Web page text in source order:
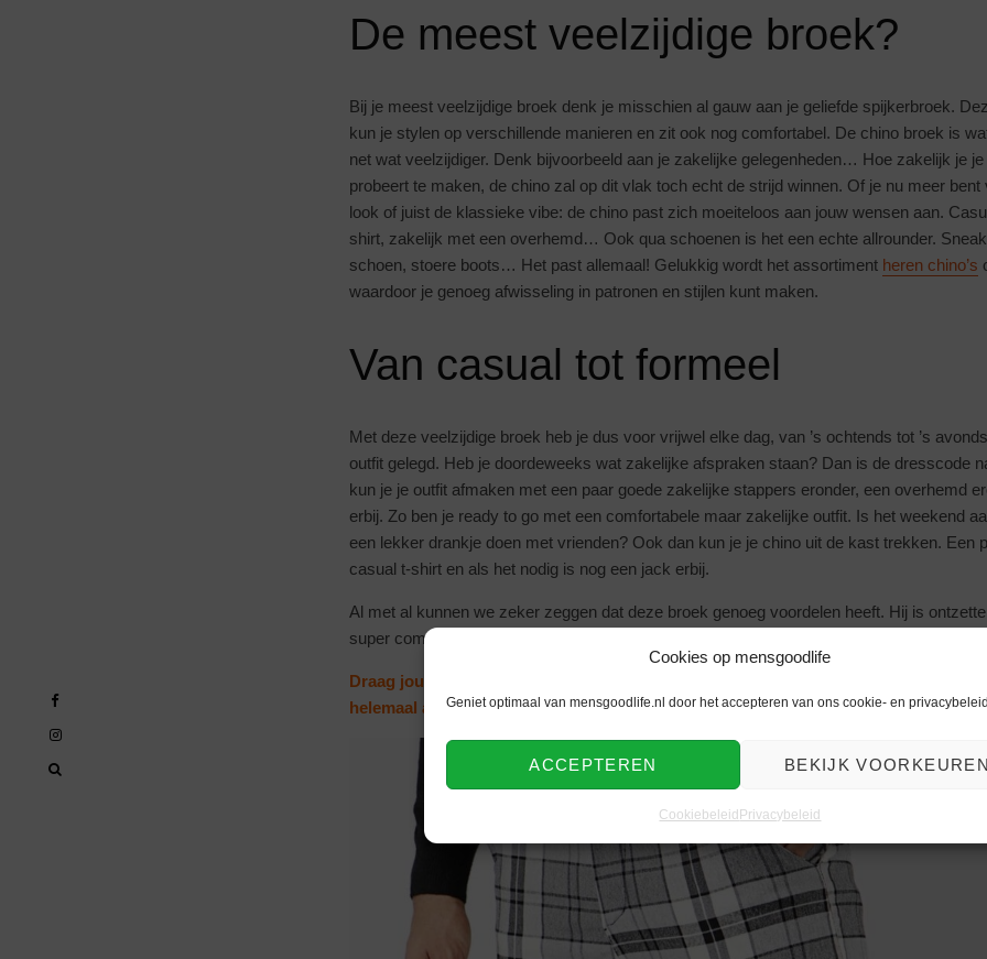
Cookies op mensgoodlife
Geniet optimaal van mensgoodlife.nl door het accepteren van ons cookie- en
ACCEPTEREN BEKIJK
Cookiebeleid Privacybeleid
De meest veelzijdige broek?
Bij je meest veelzijdige broek denk je misschien al gauw aan je geliefde spijkerbroek.
kun je stylen op verschillende manieren en zit ook nog comfortabel. De chino broek is
net wat veelzijdiger. Denk bijvoorbeeld aan je zakelijke gelegenheden… Hoe zakelijk je
probeert te maken, de chino zal op dit vlak toch echt de strijd winnen. Of je nu meer bent
look of juist de klassieke vibe: de chino past zich moeiteloos aan jouw wensen aan.
shirt, zakelijk met een overhemd… Ook qua schoenen is het een echte allrounder.
schoen, stoere boots… Het past allemaal! Gelukkig wordt het assortiment heren chino’s
waardoor je genoeg afwisseling in patronen en stijlen kunt maken.
Van casual tot formeel
Met deze veelzijdige broek heb je dus voor vrijwel elke dag, van ’s ochtends tot ’s
outfit gelegd. Heb je doordeweeks wat zakelijke afspraken staan? Dan is de dresscode
kun je je outfit afmaken met een paar goede zakelijke stappers eronder, een overhemd
erbij. Zo ben je ready to go met een comfortabele maar zakelijke outfit. Is het weekend
een lekker drankje doen met vrienden? Ook dan kun je je chino uit de kast trekken. Een
casual t-shirt en als het nodig is nog een jack erbij.
Al met al kunnen we zeker zeggen dat deze broek genoeg voordelen heeft. Hij is
super comfortabel en ziet er ook nog eens fantastisch uit!
Draag jouw stijlvolle chino waar, wanneer en hoe je maar wilt, En met een geruit
helemaal af. Enjoy goodlife!